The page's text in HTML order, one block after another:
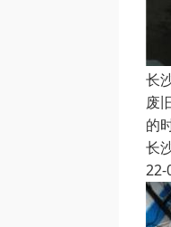
长
废
的
长
22-